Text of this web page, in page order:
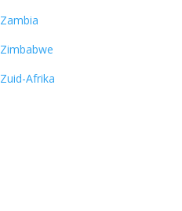
Zambia
Zimbabwe
Zuid-Afrika